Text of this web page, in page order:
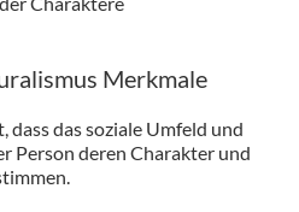
Merkmale
dass das soziale Umfeld und
Person deren Charakter und